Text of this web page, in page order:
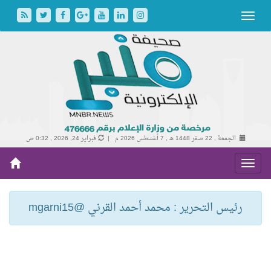
الجمعة , 22 صفر 1448 هـ , 7 أغسطس 2026 م | فبراير 24, 2026 , 0:32 ص
رئيس التحرير : محمد أحمد القرني @mgarni15